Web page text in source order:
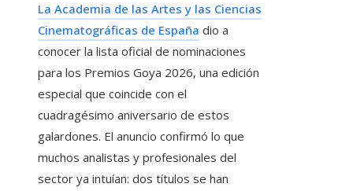
La Academia de las Artes y las Ciencias
Cinematográficas de España dio a
conocer la lista oficial de nominaciones
para los Premios Goya 2026, una edición
especial que coincide con el
cuadragésimo aniversario de estos
galardones. El anuncio confirmó lo que
muchos analistas y profesionales del
sector ya intuían: dos títulos se han